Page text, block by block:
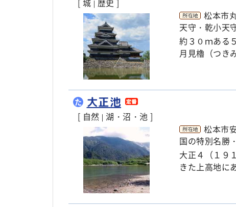
[ 城 | 歴史 ]
松本市
天守・乾小天
約３０ｍある
月見櫓（つき
た 大正池
[ 自然 | 湖・沼・池 ]
松本市
国の特別名勝
大正４（１９
きた上高地に